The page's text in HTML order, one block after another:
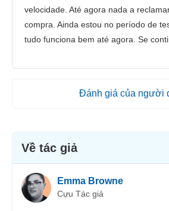
velocidade. Até agora nada a
compra. Ainda estou no período de
tudo funciona bem até agora. Se
Đánh giá của người
Về tác giả
Emma Browne
Cựu Tác giả